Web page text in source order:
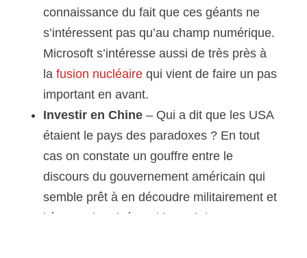
connaissance du fait que ces géants ne
s’intéressent pas qu’au champ numérique.
Microsoft s’intéresse aussi de très près à
la fusion nucléairequi vient de faire un pas
important en avant.
Investir en Chine – Qui a dit que les USA
étaient le pays des paradoxes ? En tout
cas on constate un gouffre entre le
discours du gouvernement américain qui
semble prêt à en découdre militairement et
l’économie privée qui investi des sommes